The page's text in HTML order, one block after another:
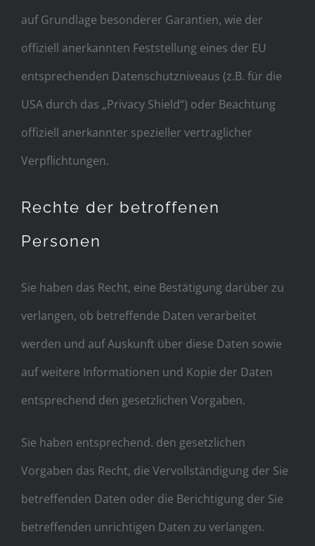
auf Grundlage besonderer Garantien, wie der
offiziell anerkannten Feststellung eines der EU
entsprechenden Datenschutzniveaus (z.B. für die
USA durch das „Privacy Shield“) oder Beachtung
offiziell anerkannter spezieller vertraglicher
Verpflichtungen.
Rechte der betroffenen
Personen
Sie haben das Recht, eine Bestätigung darüber zu
verlangen, ob betreffende Daten verarbeitet
werden und auf Auskunft über diese Daten sowie
auf weitere Informationen und Kopie der Daten
entsprechend den gesetzlichen Vorgaben.
Sie haben entsprechend. den gesetzlichen
Vorgaben das Recht, die Vervollständigung der Sie
betreffenden Daten oder die Berichtigung der Sie
betreffenden unrichtigen Daten zu verlangen.